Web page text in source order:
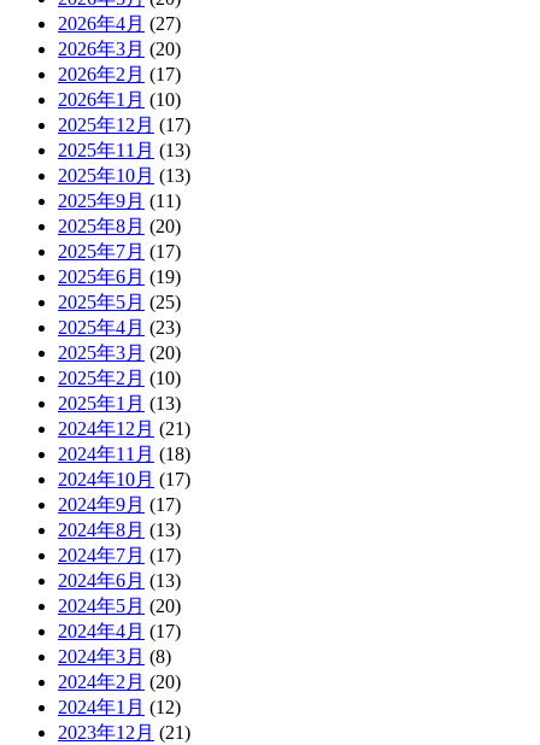
2026年4月 (27)
2026年3月 (20)
2026年2月 (17)
2026年1月 (10)
2025年12月 (17)
2025年11月 (13)
2025年10月 (13)
2025年9月 (11)
2025年8月 (20)
2025年7月 (17)
2025年6月 (19)
2025年5月 (25)
2025年4月 (23)
2025年3月 (20)
2025年2月 (10)
2025年1月 (13)
2024年12月 (21)
2024年11月 (18)
2024年10月 (17)
2024年9月 (17)
2024年8月 (13)
2024年7月 (17)
2024年6月 (13)
2024年5月 (20)
2024年4月 (17)
2024年3月 (8)
2024年2月 (20)
2024年1月 (12)
2023年12月 (21)